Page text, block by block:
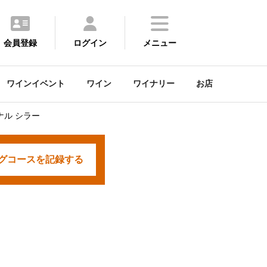
会員登録 ログイン メニュー
ワインイベント ワイン ワイナリー お店
ル シラー
コースを記録する